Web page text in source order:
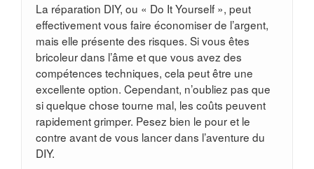
La réparation DIY, ou « Do It Yourself », peut
effectivement vous faire économiser de l’argent,
mais elle présente des risques. Si vous êtes
bricoleur dans l’âme et que vous avez des
compétences techniques, cela peut être une
excellente option. Cependant, n’oubliez pas que
si quelque chose tourne mal, les coûts peuvent
rapidement grimper. Pesez bien le pour et le
contre avant de vous lancer dans l’aventure du
DIY.